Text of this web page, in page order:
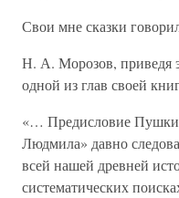
Свои мне сказки
Н. А. Морозов, приведя
одной из глав своей
«… Предисловие
Людмила» давно
всей нашей древней
систематических